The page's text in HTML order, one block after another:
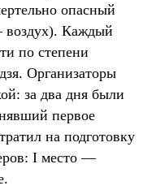
опасный
воздух). Каждый
по степени
Организаторы
за два дня были
первое
на подготовку
I место —